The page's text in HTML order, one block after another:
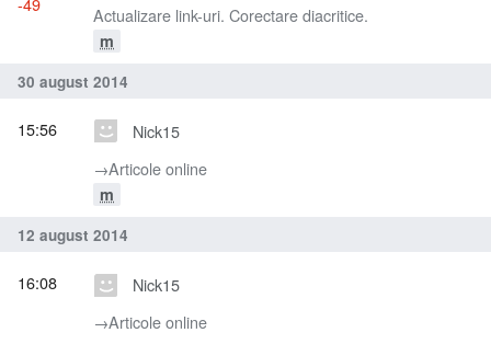
Actualizare link-uri. Corectare diacritice.
m
30 august 2014
Nick15
→‎Articole online
m
15:56
12 august 2014
Nick15
→‎Articole online
16:08